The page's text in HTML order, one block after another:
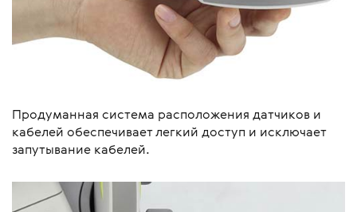
Продуманная система расположения датчиков и
кабелей обеспечивает легкий доступ и исключает
запутывание кабелей.